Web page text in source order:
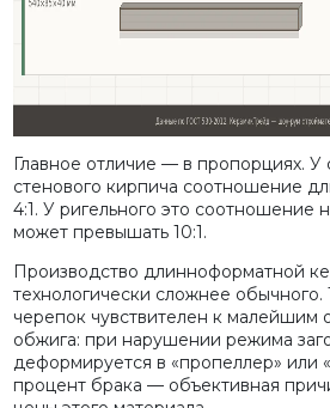
Главное отличие — в пропорциях. У
стенового кирпича соотношение
4:1. У ригельного это соотношение
может превышать 10:1.
Производство длинноформатной
технологически сложнее обычного.
черепок чувствителен к малейшим
обжига: при нарушении режима
деформируется в «пропеллер» или
процент брака — объективная